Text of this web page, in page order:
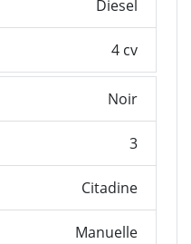
Diesel
4 cv
Noir
3
Citadine
Manuelle